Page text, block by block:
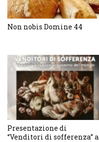
Non nobis Domine 44
Presentazione di
“Venditori di sofferenza” a